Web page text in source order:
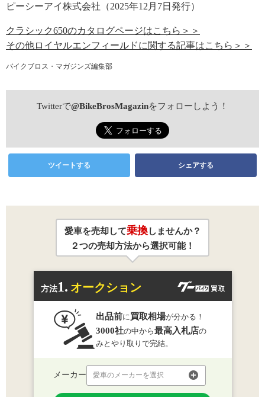
ピーシーアイ株式会社（2025年12月7日発行）
クラシック650のカタログページはこちら＞＞
その他ロイヤルエンフィールドに関する記事はこちら＞＞
バイクブロス・マガジンズ編集部
Twitterで@BikeBrosMagazinをフォローしよう！
ツイートする シェアする
愛車を売却して乗換しませんか？
２つの売却方法から選択可能！
方法1. オークション
出品前に 買取相場が分かる！
3000社の中から最高入札店の
みとやり取りで完結。
メーカー 愛車のメーカーを選択